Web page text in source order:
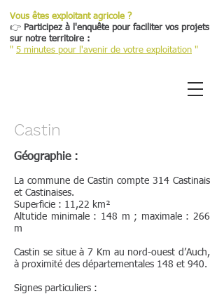
Vous êtes exploitant agricole ?
👉 Participez à l'enquête pour faciliter vos projets
sur notre territoire :
" 5 minutes pour l'avenir de votre exploitation "
Castin
Géographie :
La commune de Castin compte 314 Castinais
et Castinaises.
Superficie : 11,22 km²
Altutide minimale : 148 m ; maximale : 266
m
Castin se situe à 7 Km au nord-ouest d’Auch,
à proximité des départementales 148 et 940.
Signes particuliers :